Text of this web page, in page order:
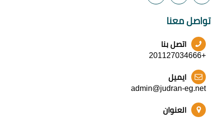
تواصل معنا
اتصل بنا
+201127034666
ايميل
admin@judran-eg.net
العنوان